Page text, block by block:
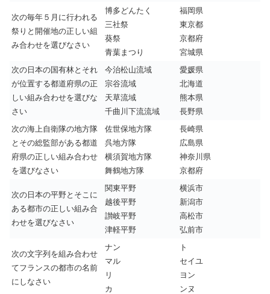
次の毎年５月に行われる
祭りと開催地の正しい組
み合わせを選びなさい
博多どんたく
三社祭
葵祭
青葉まつり
福岡県
東京都
京都府
宮城県
次の日本の国有林とそれ
が位置する都道府県の正
しい組み合わせを選びな
さい
今治松山流域
宗谷流域
天草流域
千曲川下流流域
愛媛県
北海道
熊本県
長野県
次の海上自衛隊の地方隊
とその総監部がある都道
府県の正しい組み合わせ
を選びなさい
佐世保地方隊
呉地方隊
横須賀地方隊
舞鶴地方隊
長崎県
広島県
神奈川県
京都府
次の日本の平野とそこに
ある都市の正しい組み合
わせを選びなさい
関東平野
越後平野
讃岐平野
津軽平野
横浜市
新潟市
高松市
弘前市
次の文字列を組み合わせ
てフランスの都市の名前
にしなさい
ナン
マル
リ
カ
ト
セイユ
ヨン
ンヌ